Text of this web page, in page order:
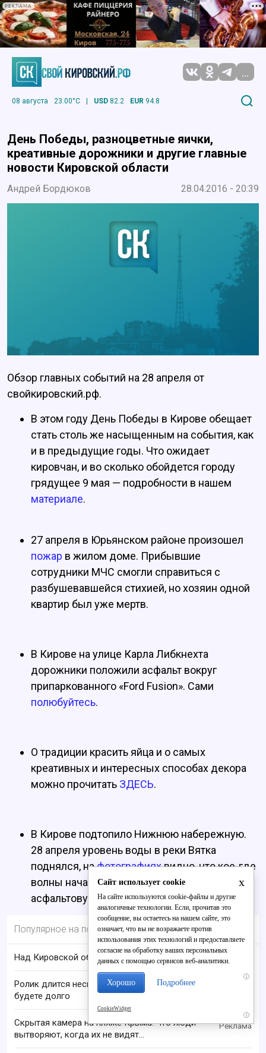
РЕКЛАМА
...
08 августа 23.00°C | USD 82.2 EUR 94.8
День Победы, разноцветные яички,
креативные дорожники и другие главные
новости Кировской области
Андрей Бордюков 28.04.2016 - 20:39
Обзор главных событий на 28 апреля от
свойкировский.рф.
В этом году День Победы в Кирове обещает
стать столь же насыщенным на события, как
и в предыдущие годы. Что ожидает
кировчан, и во сколько обойдется городу
грядущее 9 мая — подробности в нашем
материале.
27 апреля в Юрьянском районе произошел
пожар в жилом доме. Прибывшие
сотрудники МЧС смогли справиться с
разбушевавшейся стихией, но хозяин одной
квартир был уже мертв.
В Кирове на улице Карла Либкнехта
дорожники положили асфальт вокруг
припаркованного «Ford Fusion». Сами
полюбуйтесь.
О традиции красить яйца и о самых
креативных и интересных способах декора
можно прочитать ЗДЕСЬ.
В Кирове подтопило Нижнюю набережную.
28 апреля уровень воды в реки Вятка
поднялся, нафотографияхвидно, что кое-где
волны начали выплескиваться на
асфальтовую дорожку.
Популярное на портале
Над Кировской областью сбили БПЛА
i
Ролик длится несколько секунд, а смеяться вы
будете долго
i
Скрытая камера на пляже Крыма: Что люди
вытворяют, когда их не видят...
x
Сайт использует cookie
На сайте используются cookie-файлы и другие
аналогичные технологии. Если, прочитав это
сообщение, вы остаетесь на нашем сайте, это
означает, что вы не возражаете против
использования этих технологий и предоставляете
согласие на обработку ваших персональных
данных с помощью сервисов веб-аналитики.
Хорошо Подробнее
CookieWidget